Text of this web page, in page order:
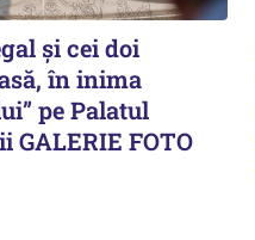
și cei doi
în inima
pe Palatul
FOTO